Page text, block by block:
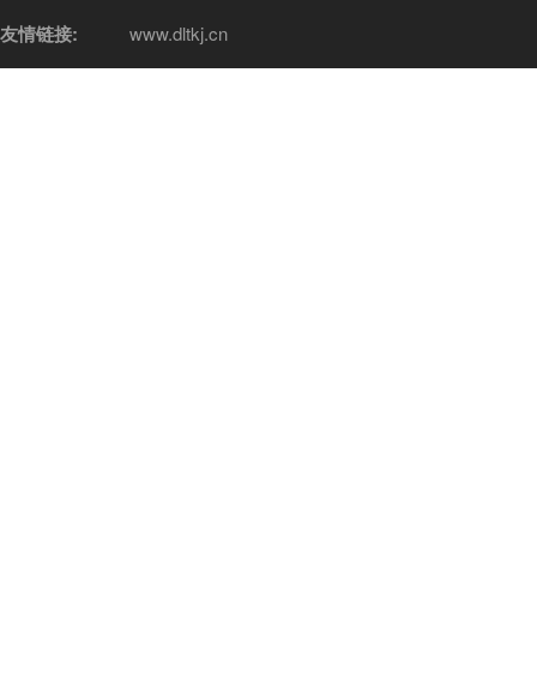
友情链接: www.dltkj.cn